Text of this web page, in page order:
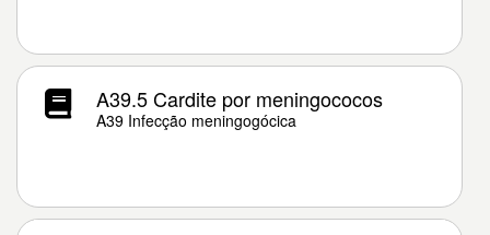
A39.5 Cardite por meningococos
A39 Infecção meningogócica